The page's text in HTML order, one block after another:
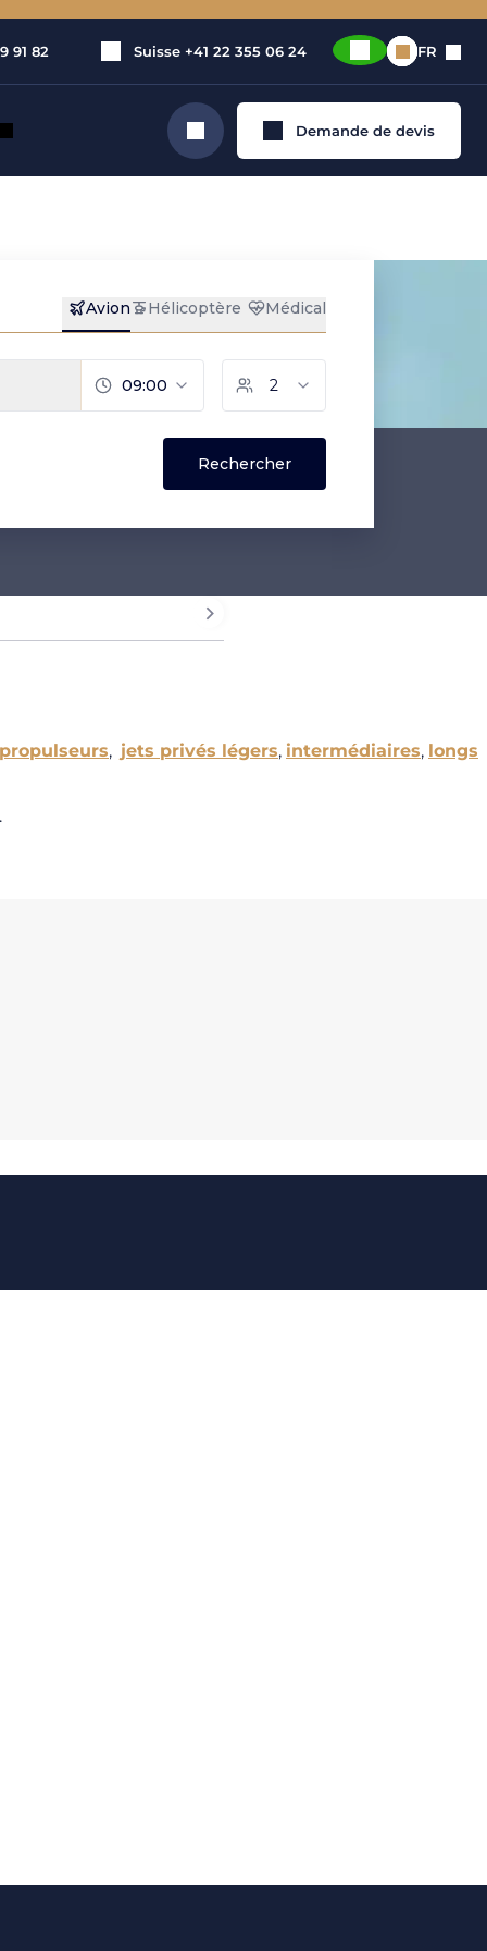
91 82 Suisse +41 22 355 06 24 FR
Rechercher Demande de devis
, jets privés légers, intermédiaires, longs
.